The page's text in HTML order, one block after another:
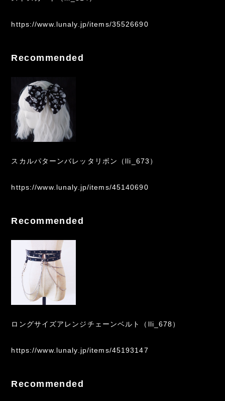
https://www.lunaly.jp/items/35526690
Recommended
スカルパターンバレッタリボン（lli_673）
https://www.lunaly.jp/items/45140690
Recommended
ロングサイズアレンジチェーンベルト（lli_678）
https://www.lunaly.jp/items/45193147
Recommended